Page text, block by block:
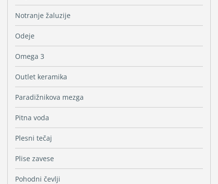
Notranje žaluzije
Odeje
Omega 3
Outlet keramika
Paradižnikova mezga
Pitna voda
Plesni tečaj
Plise zavese
Pohodni čevlji